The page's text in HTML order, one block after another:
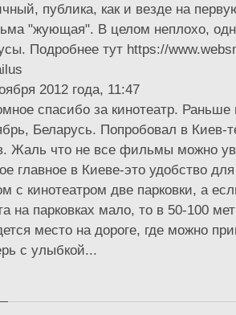
публика, как и везде на
"жующая". В целом неплохо,
Подробнее тут https://
2012 года, 11:47
спасибо за кинотеатр. Раньше
Беларусь. Попробовал в Киев-
Жаль что не все фильмы можно
главное в Киеве-это удобство
с кинотеатром две парковки, а
на парковках мало, то в 50-100
место на дороге, где можно
с улыбкой...